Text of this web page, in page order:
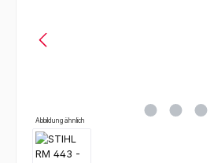
Abbildung ähnlich